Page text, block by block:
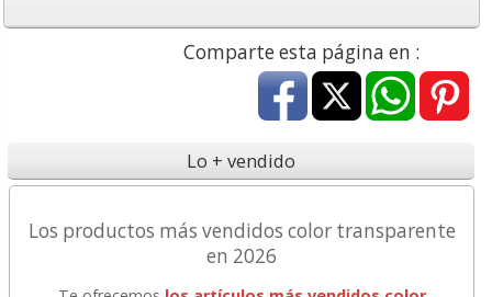
Comparte esta página en :
Lo + vendido
Los productos más vendidos color transparente
en 2026